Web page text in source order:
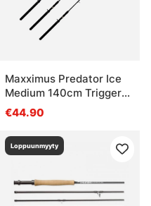
Maxximus Predator Ice
Medium 140cm Trigger
1sec 3-pack
€44.90
Loppuunmyyty